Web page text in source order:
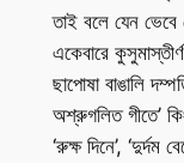
তাই বলে যেন
একেবারে
ছাপোষা বাঙালি
অশ্রুগলিত গীতে’
‘রুক্ষ দিনে’, ‘দুর্দম